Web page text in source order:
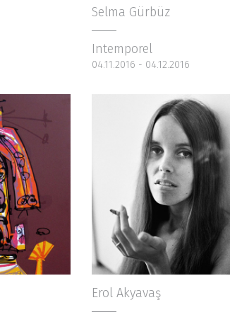
Selma Gürbüz
Intemporel
04.11.2016 - 04.12.2016
Erol Akyavaş